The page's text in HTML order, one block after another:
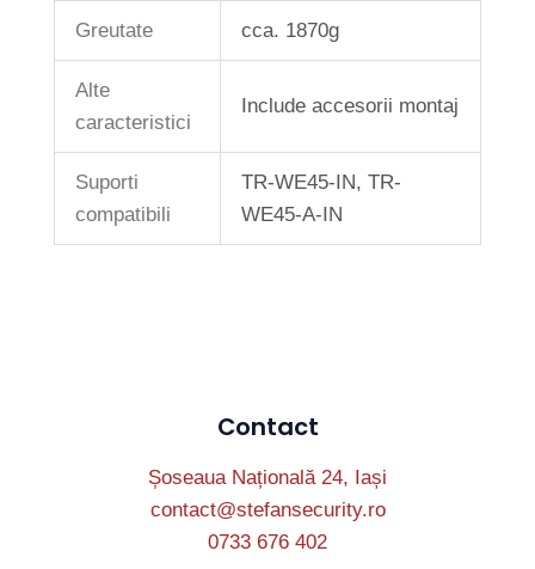
Greutate cca. 1870g
Alte
caracteristici
Include accesorii montaj
Suporti
compatibili
TR-WE45-IN, TR-
WE45-A-IN
Contact
Șoseaua Națională 24, Iași
contact@stefansecurity.ro
0733 676 402